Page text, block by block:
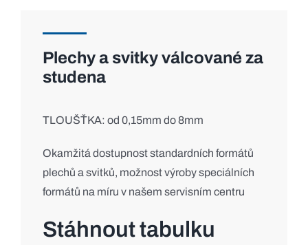
Plechy a svitky válcované za
studena
TLOUŠŤKA: od 0,15mm do 8mm
Okamžitá dostupnost standardních formátů
plechů a svitků, možnost výroby speciálních
formátů na míru v našem servisním centru
Stáhnout tabulku